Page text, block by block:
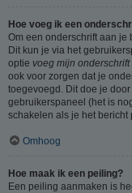
Hoe voeg ik een
Om een onderschrift aan je
Dit kun je via het
optie voeg mijn onderschrift
ook voor zorgen dat je
toegevoegd. Dit doe je
gebruikerspaneel (het is
schakelen als je het bericht
Omhoog
Hoe maak ik een peiling?
Een peiling aanmaken is